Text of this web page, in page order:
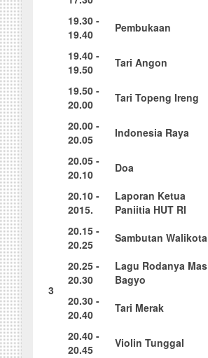
3
19.30 -
19.40
Pembukaan
19.40 -
19.50
Tari Angon
19.50 -
20.00
Tari Topeng Ireng
20.00 -
20.05
Indonesia Raya
20.05 -
20.10
Doa
20.10 -
2015.
Laporan Ketua
Paniitia HUT RI
20.15 -
20.25
Sambutan Walikota
20.25 -
20.30
Lagu Rodanya Mas
Bagyo
20.30 -
20.40
Tari Merak
20.40 -
20.45
Violin Tunggal